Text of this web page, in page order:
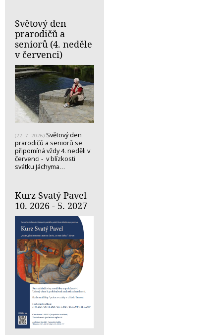
Světový den
prarodičů a
seniorů (4. neděle
v červenci)
(22. 7. 2026) Světový den
prarodičů a seniorů se
připomíná vždy 4. neděli v
červenci - v blízkosti
svátku Jáchyma…
Kurz Svatý Pavel
10. 2026 - 5. 2027